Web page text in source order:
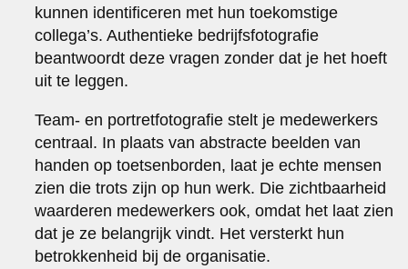
kunnen identificeren met hun toekomstige
collega’s. Authentieke bedrijfsfotografie
beantwoordt deze vragen zonder dat je het hoeft
uit te leggen.
Team- en portretfotografie stelt je medewerkers
centraal. In plaats van abstracte beelden van
handen op toetsenborden, laat je echte mensen
zien die trots zijn op hun werk. Die zichtbaarheid
waarderen medewerkers ook, omdat het laat zien
dat je ze belangrijk vindt. Het versterkt hun
betrokkenheid bij de organisatie.